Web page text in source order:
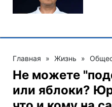
Главная » Жизнь »
Не можете
или яблоки?